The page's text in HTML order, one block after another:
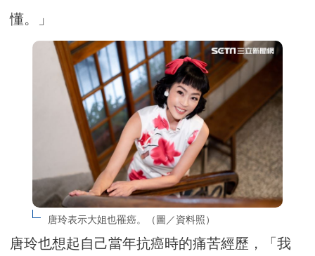
懂。」
唐玲表示大姐也罹癌。（圖／資料照）
唐玲也想起自己當年抗癌時的痛苦經歷，「我